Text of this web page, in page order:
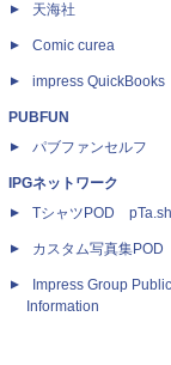
天海社
Comic curea
impress QuickBooks
PUBFUN
パブファンセルフ
IPGネットワーク
TシャツPOD
カスタム写真集
Impress Group
Information